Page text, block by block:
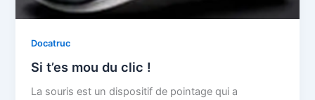
Docatruc
Si t’es mou du clic !
La souris est un dispositif de pointage qui a